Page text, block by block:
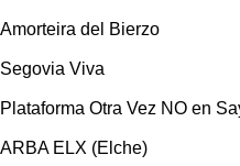
Amorteira del Bierzo
Segovia Viva
Plataforma Otra Vez NO en
ARBA ELX (Elche)